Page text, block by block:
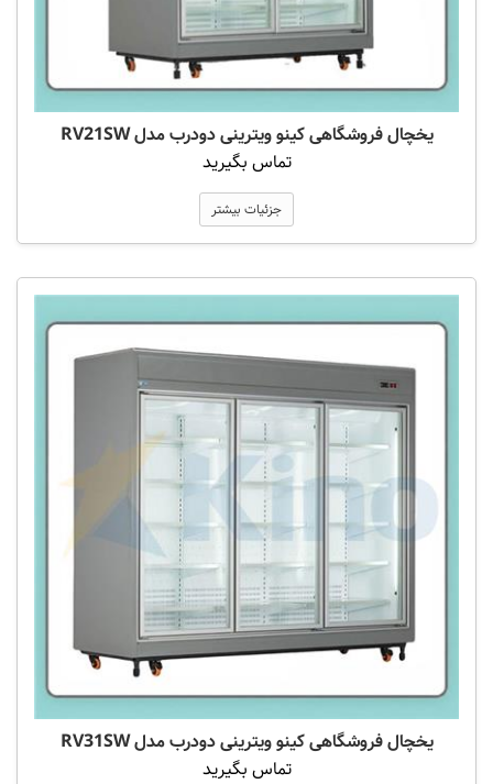
یخچال فروشگاهی کینو ویترینی دودرب مدل RV21SW
تماس بگیرید
جزئیات بیشتر
یخچال فروشگاهی کینو ویترینی دودرب مدل RV31SW
تماس بگیرید